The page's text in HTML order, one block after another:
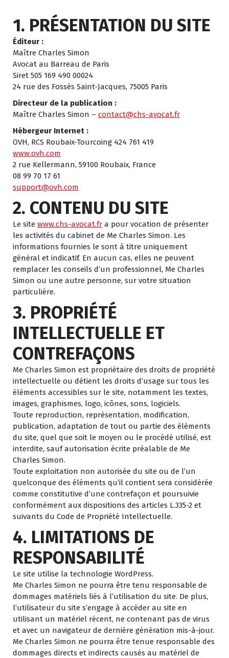
1. PRÉSENTATION DU SITE
Éditeur :
Maître Charles Simon
Avocat au Barreau de Paris
Siret 505 169 490 00024
24 rue des Fossés Saint-Jacques, 75005 Paris
Directeur de la publication :
Maître Charles Simon – contact@chs-avocat.fr
Hébergeur Internet :
OVH, RCS Roubaix-Tourcoing 424 761 419
www.ovh.com
2 rue Kellermann, 59100 Roubaix, France
08 99 70 17 61
support@ovh.com
2. CONTENU DU SITE
Le site www.chs-avocat.fr a pour vocation de présenter
les activités du cabinet de Me Charles Simon. Les
informations fournies le sont à titre uniquement
général et indicatif. En aucun cas, elles ne peuvent
remplacer les conseils d’un professionnel, Me Charles
Simon ou une autre personne, sur votre situation
particulière.
3. PROPRIÉTÉ
INTELLECTUELLE ET
CONTREFAÇONS
Me Charles Simon est propriétaire des droits de propriété
intellectuelle ou détient les droits d’usage sur tous les
éléments accessibles sur le site, notamment les textes,
images, graphismes, logo, icônes, sons, logiciels.
Toute reproduction, représentation, modification,
publication, adaptation de tout ou partie des éléments
du site, quel que soit le moyen ou le procédé utilisé, est
interdite, sauf autorisation écrite préalable de Me
Charles Simon.
Toute exploitation non autorisée du site ou de l’un
quelconque des éléments qu’il contient sera considérée
comme constitutive d’une contrefaçon et poursuivie
conformément aux dispositions des articles L.335-2 et
suivants du Code de Propriété Intellectuelle.
4. LIMITATIONS DE
RESPONSABILITÉ
Le site utilise la technologie WordPress.
Me Charles Simon ne pourra être tenu responsable de
dommages matériels liés à l’utilisation du site. De plus,
l’utilisateur du site s’engage à accéder au site en
utilisant un matériel récent, ne contenant pas de virus
et avec un navigateur de dernière génération mis-à-jour.
Me Charles Simon ne pourra être tenue responsable des
dommages directs et indirects causés au matériel de